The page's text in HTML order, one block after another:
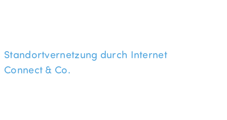
Standortvernetzung durch Internet
Connect & Co.